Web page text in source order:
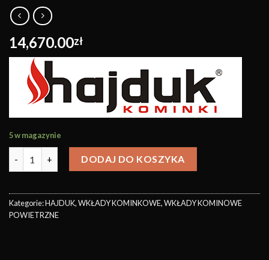
14,670.00zł
5 w magazynie
DODAJ DO KOSZYKA
Kategorie:HAJDUK,WKŁADY KOMINKOWE,WKŁADY KOMINOWE
POWIETRZNE